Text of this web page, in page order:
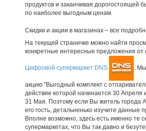
продуктов и заканчивая дорогостоящей
по наиболее выгодным ценам.
Скидки и акции в магазинах – все
На текущей страничке можно найти
конкретные интересные предложения от
Цифровой супермаркет DNS . Мы
акцию "Выгодный комплект с
действие которой начинается 30 Апреля
31 Мая. Поэтому если Вы житель города
его гость, детальненько изучите данные
Вполне возможно, здесь есть именно те
супермаркетах, что Вы так давно и